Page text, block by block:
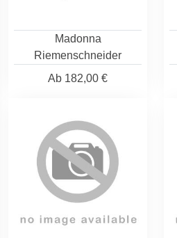
Madonna
Riemenschneider
Ab 182,00 €